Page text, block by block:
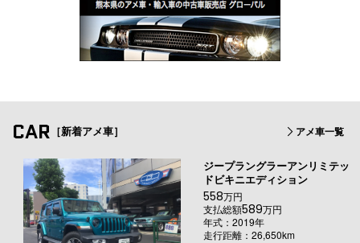
CAR ［新着アメ車］ アメ車一覧
ジープラングラーアンリミテッ
ドビキニエディション
558万円
支払総額589万円
年式：2019年
走行距離：26,650km